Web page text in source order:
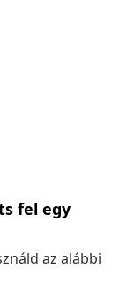
fel egy
az alábbi